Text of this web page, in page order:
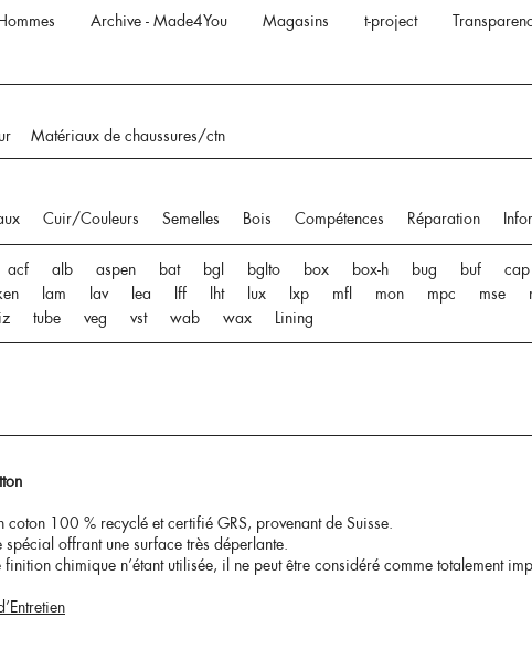
Archive - Made4You Magasins t-project
Matériaux de chaussures/ctn
Cuir/Couleurs Semelles Bois Compétences Réparation
acf alb aspen bat bgl bglto box box-h bug buf cap
lam lav lea lff lht lux lxp mfl mon mpc mse
tube veg vst wab wax Lining
coton 100 % recyclé et certifié GRS, provenant de Suisse.
spécial offrant une surface très déperlante.
finition chimique n’étant utilisée, il ne peut être considéré comme totalement